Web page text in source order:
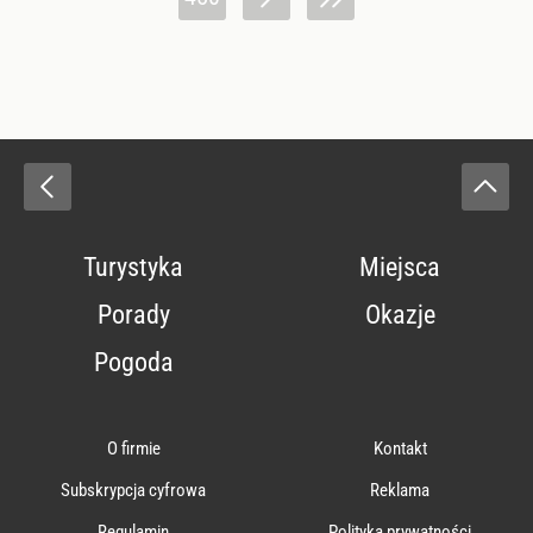
Turystyka
Miejsca
Porady
Okazje
Pogoda
O firmie
Kontakt
Subskrypcja cyfrowa
Reklama